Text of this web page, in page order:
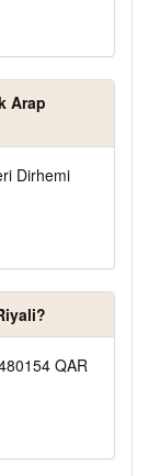
Arap
Dirhemi
QAR